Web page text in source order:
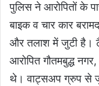
पुलिस ने आरोपितों के
बाइक व चार कार
और तलाश में जुटी है।
आरोपित गाैतमबुद्ध
थे। वाट्सअप ग्रुप से